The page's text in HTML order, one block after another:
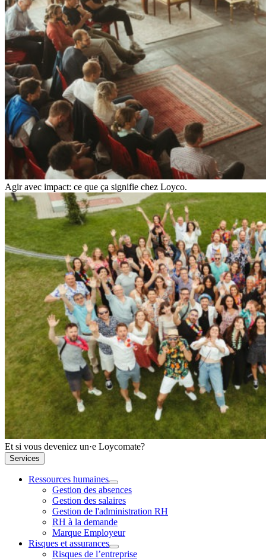
Agir avec impact: ce que ça signifie chez Loyco.
Et si vous deveniez un·e Loycomate?
Services
Ressources humaines
Gestion des absences
Gestion des salaires
Gestion de l'administration RH
RH à la demande
Marque Employeur
Risques et assurances
Risques de l’entreprise